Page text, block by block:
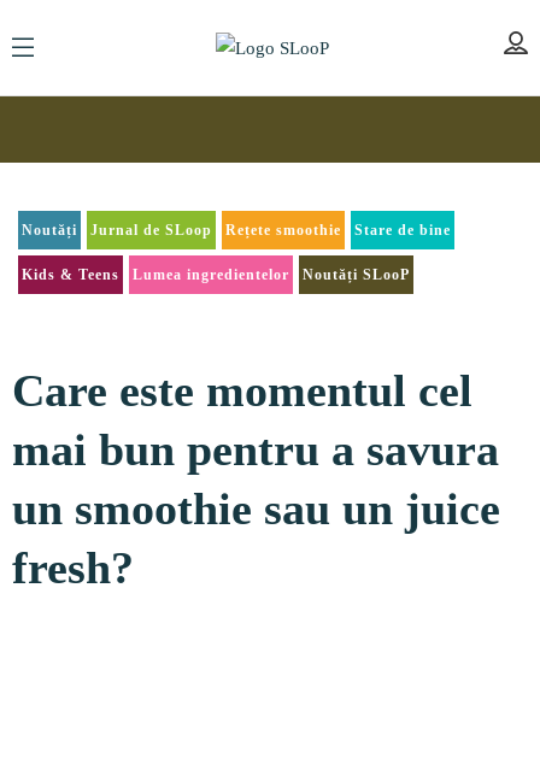
Noutăți Jurnal de SLoop Rețete smoothie Stare de bine
Kids & Teens Lumea ingredientelor Noutăți SLooP
Care este momentul cel
mai bun pentru a savura
un smoothie sau un juice
fresh?